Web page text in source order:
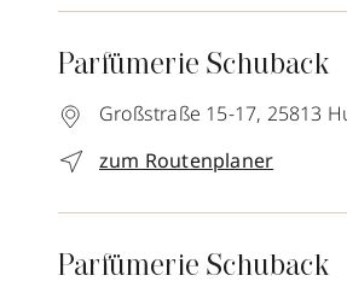
Parfümerie Schuback
Großstraße 15-17, 25813
zum Routenplaner
Parfümerie Schuback